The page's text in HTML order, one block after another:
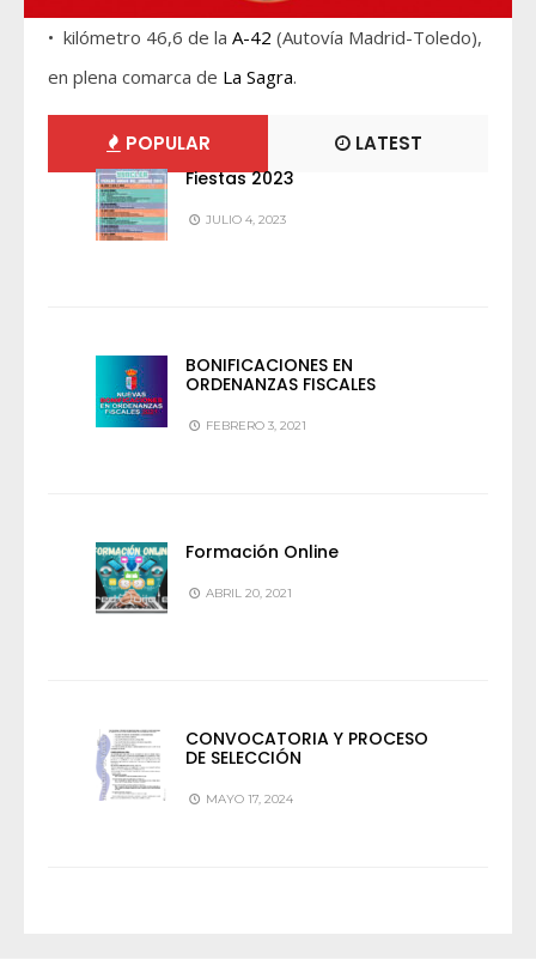
• kilómetro 46,6 de la A-42 (Autovía Madrid-Toledo),
en plena comarca de La Sagra.
POPULAR LATEST
Fiestas 2023
JULIO 4, 2023
BONIFICACIONES EN
ORDENANZAS FISCALES
FEBRERO 3, 2021
Formación Online
ABRIL 20, 2021
CONVOCATORIA Y PROCESO
DE SELECCIÓN
MAYO 17, 2024